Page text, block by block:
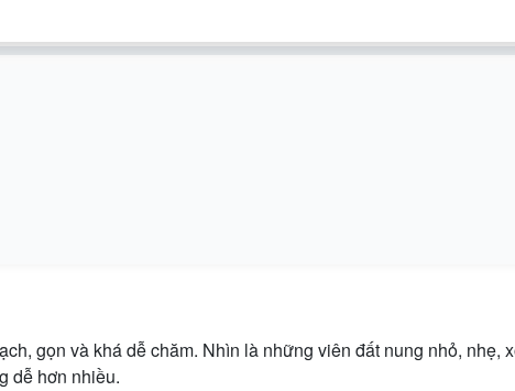
gọn và khá dễ chăm. Nhìn là những viên đất nung nhỏ, nhẹ,
dễ hơn nhiều.